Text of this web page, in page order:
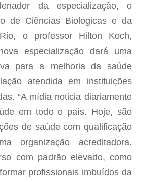
da especialização, o
de Ciências Biológicas e da
o professor Hilton Koch,
especialização dará uma
para a melhoria da saúde
atendida em instituições
“A mídia noticia diariamente
em todo o país. Hoje, são
de saúde com qualificação
organização acreditadora.
com padrão elevado, como
profissionais imbuídos da